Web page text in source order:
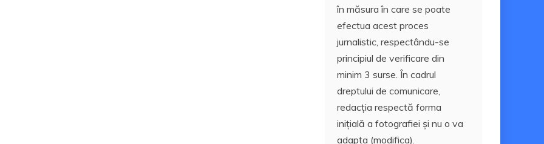
în măsura în care se poate
efectua acest proces
jurnalistic, respectându-se
principiul de verificare din
minim 3 surse. În cadrul
dreptului de comunicare,
redacția respectă forma
inițială a fotografiei și nu o va
adapta (modifica).